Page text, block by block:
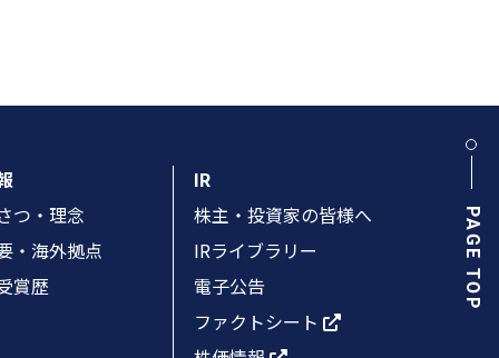
PAGE TOP
つ・理念
・海外拠点
賞歴
IR
株主・投資家の皆様へ
IRライブラリー
電子公告
ファクトシート